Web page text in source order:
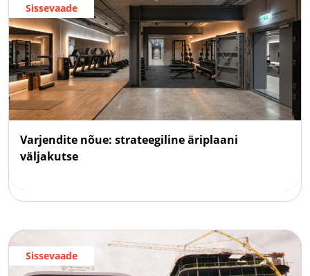
Sissevaade
Varjendite nõue: strateegiline äriplaani
väljakutse
Sissevaade